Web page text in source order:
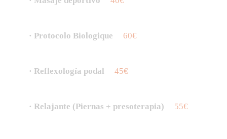
· Protocolo Biologique 60€
· Reflexología podal 45€
· Relajante (Piernas + presoterapia) 55€